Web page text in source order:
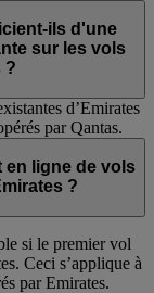
ils d'une
sur les vols
?
d’Emirates
par Qantas.
en ligne de vols
?
si le premier vol
Ceci s’applique à
par Emirates.